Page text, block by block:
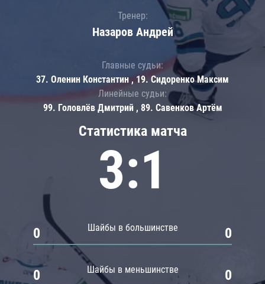
Статистика матча
3:1
Шайбы в большинстве
0 0
Шайбы в меньшинстве
0 0
Тренер:
Назаров Андрей
Главные судьи:
37. Оленин Константин , 19. Сидоренко Максим
Линейные судьи:
99. Головлёв Дмитрий , 89. Савенков Артём